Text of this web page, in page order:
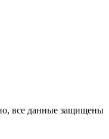
все данные защищены